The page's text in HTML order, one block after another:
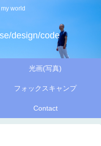
world
design/code
光画(写真)
フォックスキャンプ
Contact